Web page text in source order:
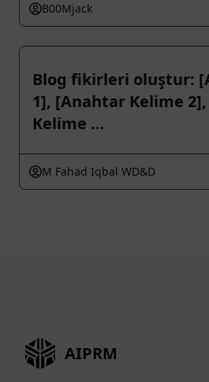
B00Mjack
Blog fikirleri oluştur:
1], [Anahtar Kelime
Kelime …
M Fahad Iqbal WD&D
AIPRM